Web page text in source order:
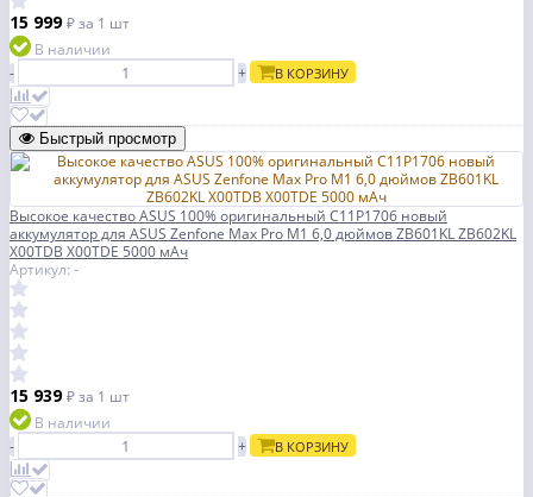
15 999₽за 1 шт
В наличии
-
+ В КОРЗИНУ
Быстрый просмотр
Высокое качество ASUS 100% оригинальный C11P1706 новый
аккумулятор для ASUS Zenfone Max Pro M1 6,0 дюймов ZB601KL ZB602KL
X00TDB X00TDE 5000 мАч
Артикул: -
15 939₽за 1 шт
В наличии
-
+ В КОРЗИНУ